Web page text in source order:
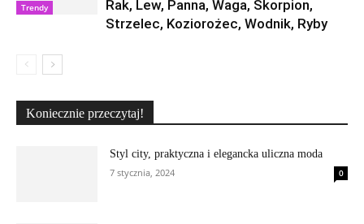
Trendy
Rak, Lew, Panna, Waga, Skorpion,
Strzelec, Koziorożec, Wodnik, Ryby
Koniecznie przeczytaj!
Styl city, praktyczna i elegancka uliczna moda
7 stycznia, 2024
0